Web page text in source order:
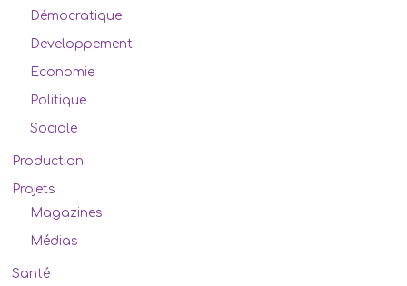
Démocratique
Developpement
Economie
Politique
Sociale
Production
Projets
Magazines
Médias
Santé